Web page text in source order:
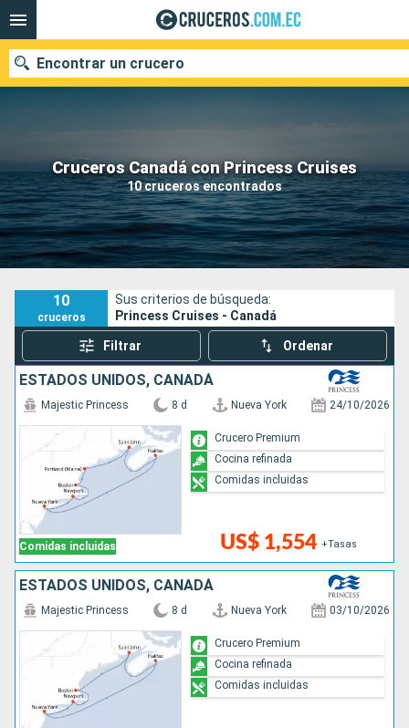
Cruceros Canadá con Princess Cruises
10 cruceros encontrados
Encontrar un crucero
Nuestros destinos
Fecha de salida
Puertos Compañías
Buscar
10
cruceros
Sus criterios de búsqueda:
Princess Cruises - Canadá
Filtrar Ordenar
ESTADOS UNIDOS, CANADÁ
Comidas incluidas
Majestic Princess 8 d Nueva York 24/10/2026
US$ 1,554 +Tasas
Crucero Premium
Cocina refinada
Comidas incluidas
ESTADOS UNIDOS, CANADÁ
Majestic Princess 8 d Nueva York 03/10/2026
Crucero Premium
Cocina refinada
Comidas incluidas